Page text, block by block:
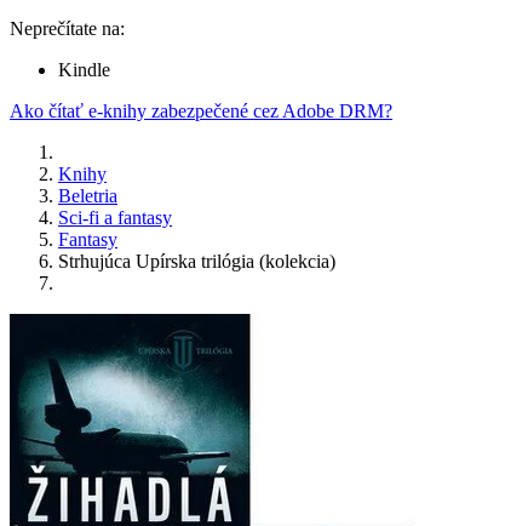
Neprečítate na:
Kindle
Ako čítať e-knihy zabezpečené cez Adobe DRM?
Knihy
Beletria
Sci-fi a fantasy
Fantasy
Strhujúca Upírska trilógia (kolekcia)